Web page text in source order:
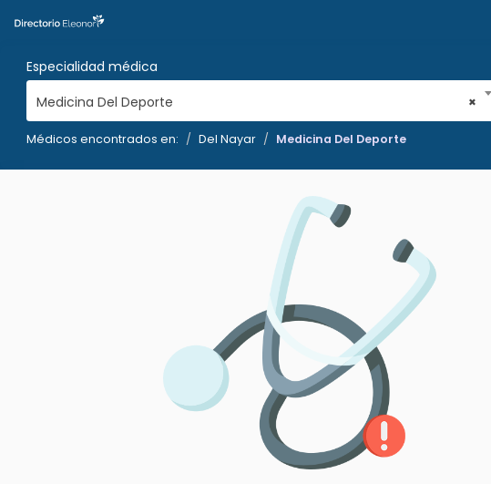
Especialidad médica
×
Medicina Del Deporte
Médicos encontrados en: Del Nayar Medicina Del Deporte